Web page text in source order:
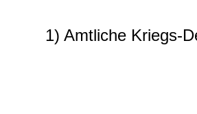
1) Amtliche Kriegs-